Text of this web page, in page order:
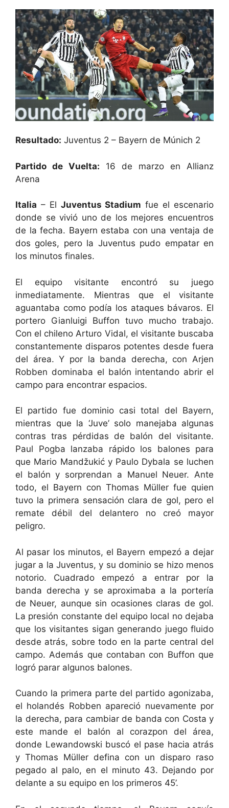
Resultado: Juventus 2 – Bayern de Múnich 2
Partido de Vuelta: 16 de marzo en Allianz
Arena
Italia – El Juventus Stadium fue el escenario
donde se vivió uno de los mejores encuentros
de la fecha. Bayern estaba con una ventaja de
dos goles, pero la Juventus pudo empatar en
los minutos finales.
El equipo visitante encontró su juego
inmediatamente. Mientras que el visitante
aguantaba como podía los ataques bávaros. El
portero Gianluigi Buffon tuvo mucho trabajo.
Con el chileno Arturo Vidal, el visitante buscaba
constantemente disparos potentes desde fuera
del área. Y por la banda derecha, con Arjen
Robben dominaba el balón intentando abrir el
campo para encontrar espacios.
El partido fue dominio casi total del Bayern,
mientras que la ‘Juve’ solo manejaba algunas
contras tras pérdidas de balón del visitante.
Paul Pogba lanzaba rápido los balones para
que Mario Mandžukić y Paulo Dybala se luchen
el balón y sorprendan a Manuel Neuer. Ante
todo, el Bayern con Thomas Müller fue quien
tuvo la primera sensación clara de gol, pero el
remate débil del delantero no creó mayor
peligro.
Al pasar los minutos, el Bayern empezó a dejar
jugar a la Juventus, y su dominio se hizo menos
notorio. Cuadrado empezó a entrar por la
banda derecha y se aproximaba a la portería
de Neuer, aunque sin ocasiones claras de gol.
La presión constante del equipo local no dejaba
que los visitantes sigan generando juego fluido
desde atrás, sobre todo en la parte central del
campo. Además que contaban con Buffon que
logró parar algunos balones.
Cuando la primera parte del partido agonizaba,
el holandés Robben apareció nuevamente por
la derecha, para cambiar de banda con Costa y
este mande el balón al corazpon del área,
donde Lewandowski buscó el pase hacia atrás
y Thomas Müller defina con un disparo raso
pegado al palo, en el minuto 43. Dejando por
delante a su equipo en los primeros 45’.